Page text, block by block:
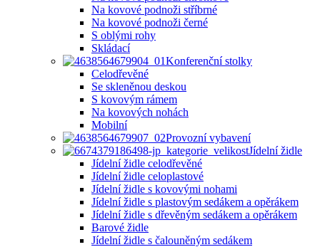
Na kovové podnoži stříbrné
Na kovové podnoži černé
S oblými rohy
Skládací
Konferenční stolky
Celodřevěné
Se skleněnou deskou
S kovovým rámem
Na kovových nohách
Mobilní
Provozní vybavení
Jídelní židle
Jídelní židle celodřevěné
Jídelní židle celoplastové
Jídelní židle s kovovými nohami
Jídelní židle s plastovým sedákem a opěrákem
Jídelní židle s dřevěným sedákem a opěrákem
Barové židle
Jídelní židle s čalouněným sedákem